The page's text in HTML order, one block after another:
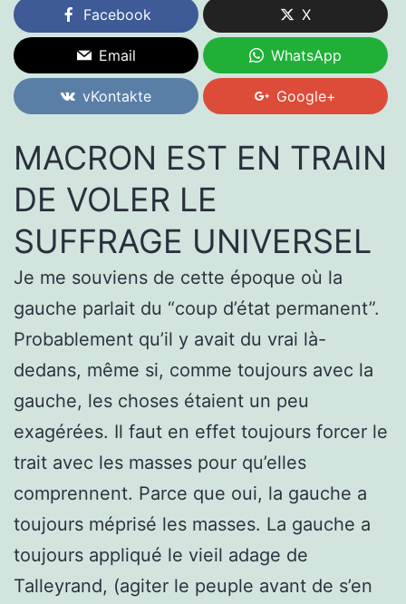
Facebook X
Email WhatsApp
vKontakte Google+
MACRON EST EN TRAIN
DE VOLER LE
SUFFRAGE UNIVERSEL
Je me souviens de cette époque où la
gauche parlait du “coup d’état permanent”.
Probablement qu’il y avait du vrai là-
dedans, même si, comme toujours avec la
gauche, les choses étaient un peu
exagérées. Il faut en effet toujours forcer le
trait avec les masses pour qu’elles
comprennent. Parce que oui, la gauche a
toujours méprisé les masses. La gauche a
toujours appliqué le vieil adage de
Talleyrand, (agiter le peuple avant de s’en